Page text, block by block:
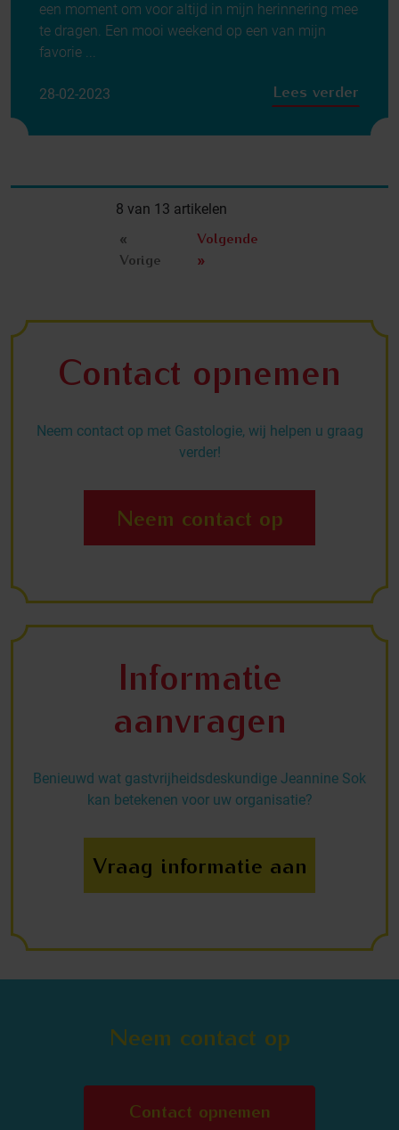
een moment om voor altijd in mijn herinnering mee
te dragen. Een mooi weekend op een van mijn
favorie ...
28-02-2023 Lees verder
8 van 13 artikelen
«
Vorige
Volgende
»
Contact opnemen
Neem contact op met Gastologie, wij helpen u graag
verder!
Neem contact op
Informatie
aanvragen
Benieuwd wat gastvrijheidsdeskundige Jeannine Sok
kan betekenen voor uw organisatie?
Vraag informatie aan
Neem contact op
Contact opnemen